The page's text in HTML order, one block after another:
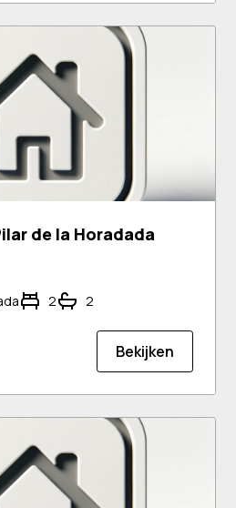
de la Horadada
2 2
Bekijken